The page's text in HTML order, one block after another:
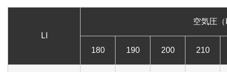
LI
空気圧
180 190 200 210